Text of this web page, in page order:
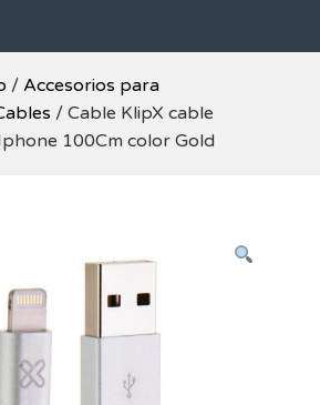
/ Accesorios para
/ Cable KlipX cable
100Cm color Gold